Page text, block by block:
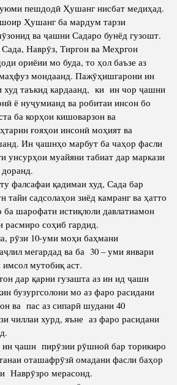
пешдодӣ Ҳушанг нисбат медиҳад.
Ҳушанг ба мардум тарзи
ва ҷашни Садаро бунёд гузошт.
Наврӯз, Тиргон ва Меҳргон
ориёии мо буда, то ҳол баъзе аз
мондаанд. Пажӯҳишгарони ин
худ таъкид кардаанд, ки ин чор ҷашни
ё нуҷумианд ва робитаи инсон бо
ба корҳои кишоварзон ва
ғояҳои инсонӣ моҳият ва
Ин ҷашнҳо марбут ба чаҳор фасли
унсурҳои муайяни табиат дар маркази
доранд.
қадимаи худ, Сада бар
тайи садсолаҳои зиёд камранг ва ҳатто
шарофати истиқлоли давлатиамон
соҳиб гардид.
10-уми моҳи баҳмани
мегардад ва ба 30 – уми январи
мутобиқ аст.
дар қарни гузашта аз ин ид ҷашн
бузургсолони мо аз фаро расидани
ва пас аз сипарӣ шудани 40
чиллаи хурд, яъне аз фаро расидани
ин ҷашн пирӯзии рӯшноӣ бар торикиро
оташафрӯзӣ омадани фасли баҳор
Наврӯзро мерасонд.